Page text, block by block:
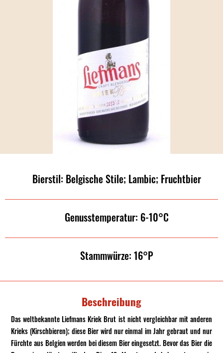
Bierstil: Belgische Stile; Lambic; Fruchtbier
Genusstemperatur: 6-10°C
Stammwürze: 16°P
Beschreibung
Das weltbekannte Liefmans Kriek Brut ist nicht vergleichbar mit anderen
Krieks (Kirschbieren); diese Bier wird nur einmal im Jahr gebraut und nur
Fürchte aus Belgien werden bei diesem Bier eingesetzt. Bevor das Bier die